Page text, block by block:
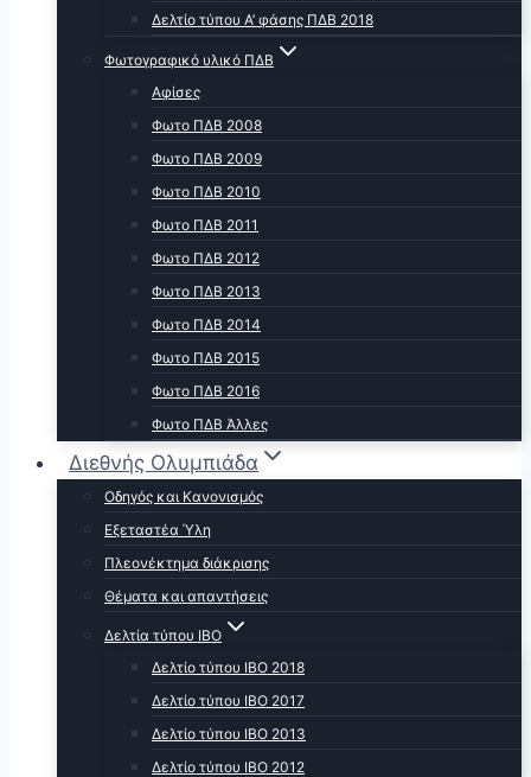
Δελτίο τύπου Α’ φάσης ΠΔΒ 2018
Φωτογραφικό υλικό ΠΔΒ
Αφίσες
Φωτο ΠΔΒ 2008
Φωτο ΠΔΒ 2009
Φωτο ΠΔΒ 2010
Φωτο ΠΔΒ 2011
Φωτο ΠΔΒ 2012
Φωτο ΠΔΒ 2013
Φωτο ΠΔΒ 2014
Φωτο ΠΔΒ 2015
Φωτο ΠΔΒ 2016
Φωτο ΠΔΒ Άλλες
Διεθνής Ολυμπιάδα
Οδηγός και Κανονισμός
Εξεταστέα Ύλη
Πλεονέκτημα διάκρισης
Θέματα και απαντήσεις
Δελτία τύπου ΙΒΟ
Δελτίο τύπου ΙΒΟ 2018
Δελτίο τύπου ΙΒΟ 2017
Δελτίο τύπου ΙΒΟ 2013
Δελτίο τύπου ΙΒΟ 2012